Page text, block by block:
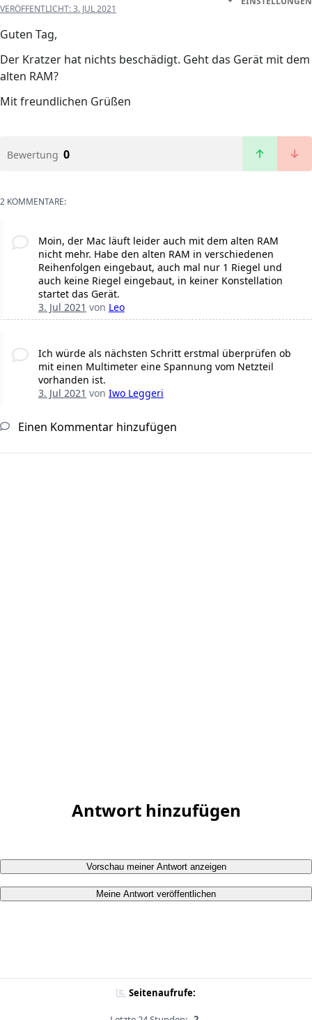
VERÖFFENTLICHT:3. JUL 2021
Guten Tag,
Der Kratzer hat nichts beschädigt. Geht das Gerät mit dem
alten RAM?
Mit freundlichen Grüßen
Bewertung 0
2 KOMMENTARE:
Moin, der Mac läuft leider auch mit dem alten RAM
nicht mehr. Habe den alten RAM in verschiedenen
Reihenfolgen eingebaut, auch mal nur 1 Riegel und
auch keine Riegel eingebaut, in keiner Konstellation
startet das Gerät.
3. Jul 2021 von Leo
Ich würde als nächsten Schritt erstmal überprüfen ob
mit einen Multimeter eine Spannung vom Netzteil
vorhanden ist.
3. Jul 2021 von Iwo Leggeri
Einen Kommentar hinzufügen
Antwort hinzufügen
Vorschau meiner Antwort anzeigen
Meine Antwort veröffentlichen
Seitenaufrufe: